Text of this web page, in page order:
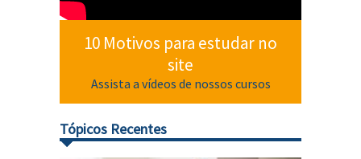
10 Motivos para estudar no
site
Assista a vídeos de nossos cursos
Tópicos Recentes